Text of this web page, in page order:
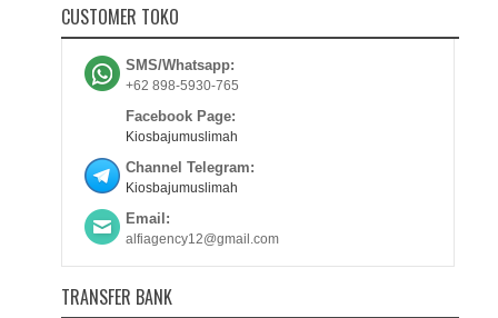
CUSTOMER TOKO
SMS/Whatsapp:
+62 898-5930-765
Facebook Page:
Kiosbajumuslimah
Channel Telegram:
Kiosbajumuslimah
Email:
alfiagency12@gmail.com
TRANSFER BANK